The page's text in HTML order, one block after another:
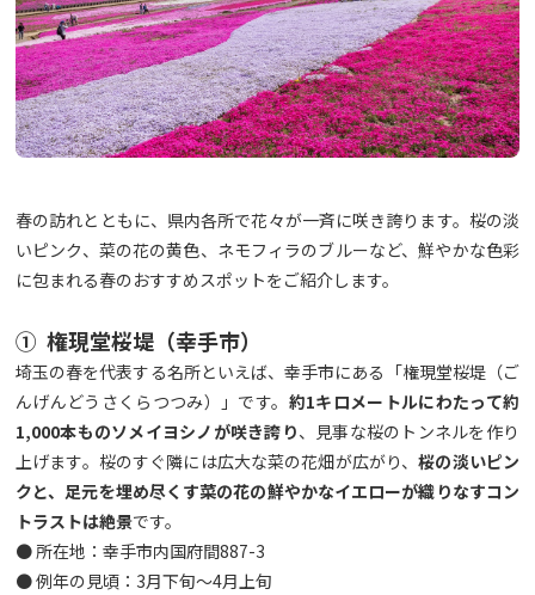
春の訪れとともに、県内各所で花々が一斉に咲き誇ります。桜の淡
いピンク、菜の花の黄色、ネモフィラのブルーなど、鮮やかな色彩
に包まれる春のおすすめスポットをご紹介します。
① 権現堂桜堤（幸手市）
埼玉の春を代表する名所といえば、幸手市にある「権現堂桜堤（ご
んげんどうさくらつつみ）」です。 約1キロメートルにわたって約
1,000本ものソメイヨシノが咲き誇り、見事な桜のトンネルを作り
上げます。桜のすぐ隣には広大な菜の花畑が広がり、桜の淡いピン
クと、足元を埋め尽くす菜の花の鮮やかなイエローが織りなすコン
トラストは絶景です。
● 所在地：幸手市内国府間887-3
● 例年の見頃：3月下旬〜4月上旬